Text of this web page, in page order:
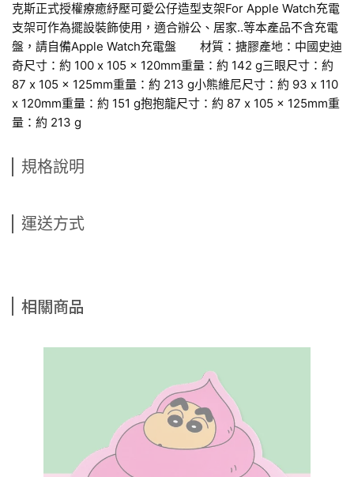
克斯正式授權療癒紓壓可愛公仔造型支架For Apple Watch充電
支架可作為擺設裝飾使用，適合辦公、居家..等本產品不含充電
盤，請自備Apple Watch充電盤 材質：搪膠產地：中國史迪
奇尺寸：約 100 x 105 x 120mm重量：約 142 g三眼尺寸：約
87 x 105 x 125mm重量：約 213 g小熊維尼尺寸：約 93 x 110
x 120mm重量：約 151 g抱抱龍尺寸：約 87 x 105 x 125mm重
量：約 213 g
規格說明
運送方式
相關商品